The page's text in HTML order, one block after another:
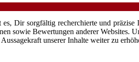
Dir sorgfältig recherchierte und
sowie Bewertungen anderer
unserer Inhalte weiter zu